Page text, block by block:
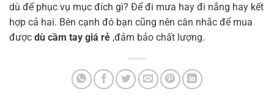
dù để phục vụ mục đích gì? Để đi mưa hay đi nắng hay kết
hợp cả hai. Bên cạnh đó bạn cũng nên cân nhắc để mua
được dù cầm tay giá rẻ ,đảm bảo chất lượng.